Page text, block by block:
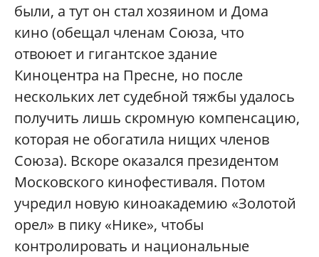
были, а тут он стал хозяином и Дома
кино (обещал членам Союза, что
отвоюет и гигантское здание
Киноцентра на Пресне, но после
нескольких лет судебной тяжбы удалось
получить лишь скромную компенсацию,
которая не обогатила нищих членов
Союза). Вскоре оказался президентом
Московского кинофестиваля. Потом
учредил новую киноакадемию «Золотой
орел» в пику «Нике», чтобы
контролировать и национальные